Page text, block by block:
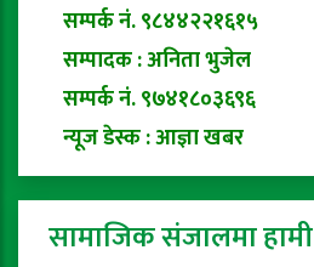
सम्पर्क नं. ९८४४२२१६१५
सम्पादक : अनिता भुजेल
सम्पर्क नं. ९७४१८०३६९६
न्यूज डेस्क : आज्ञा खबर
सामाजिक संजालमा हामी